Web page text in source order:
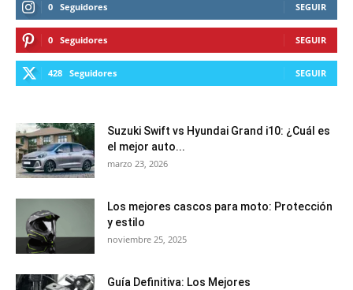
0 Seguidores SEGUIR
0 Seguidores SEGUIR
428 Seguidores SEGUIR
Suzuki Swift vs Hyundai Grand i10: ¿Cuál es
el mejor auto...
marzo 23, 2026
Los mejores cascos para moto: Protección
y estilo
noviembre 25, 2025
Guía Definitiva: Los Mejores